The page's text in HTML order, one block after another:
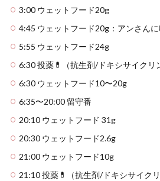
3:00 ウェットフード20g
4:45 ウェットフード20g：アンさんに
5:55 ウェットフード24g
6:30 投薬💊（抗生剤/ドキシサイクリ
6:30 ウェットフード10〜20g
6:35〜20:00 留守番
20:10 ウェットフード 31g
20:30 ウェットフード2.6g
21:00 ウェットフード10g
21:10 投薬💊（抗生剤/ドキシサイクリ